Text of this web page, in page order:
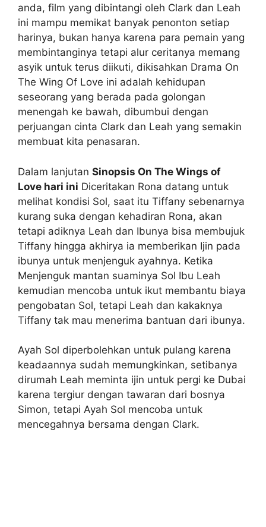
anda, film yang dibintangi oleh Clark dan Leah
ini mampu memikat banyak penonton setiap
harinya, bukan hanya karena para pemain yang
membintanginya tetapi alur ceritanya memang
asyik untuk terus diikuti, dikisahkan Drama On
The Wing Of Love ini adalah kehidupan
seseorang yang berada pada golongan
menengah ke bawah, dibumbui dengan
perjuangan cinta Clark dan Leah yang semakin
membuat kita penasaran.
Dalam lanjutan Sinopsis On The Wings of
Love hari ini Diceritakan Rona datang untuk
melihat kondisi Sol, saat itu Tiffany sebenarnya
kurang suka dengan kehadiran Rona, akan
tetapi adiknya Leah dan Ibunya bisa membujuk
Tiffany hingga akhirya ia memberikan Ijin pada
ibunya untuk menjenguk ayahnya. Ketika
Menjenguk mantan suaminya Sol Ibu Leah
kemudian mencoba untuk ikut membantu biaya
pengobatan Sol, tetapi Leah dan kakaknya
Tiffany tak mau menerima bantuan dari ibunya.
Ayah Sol diperbolehkan untuk pulang karena
keadaannya sudah memungkinkan, setibanya
dirumah Leah meminta ijin untuk pergi ke Dubai
karena tergiur dengan tawaran dari bosnya
Simon, tetapi Ayah Sol mencoba untuk
mencegahnya bersama dengan Clark.